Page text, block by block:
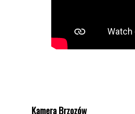
Kamera Brzozów